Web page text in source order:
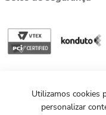
Utilizamos cookies
personalizar